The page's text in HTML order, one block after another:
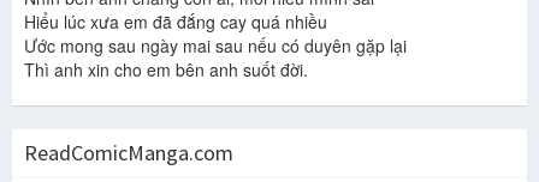
Hiểu lúc xưa em đã đắng cay quá nhiều
Ước mong sau ngày mai sau nếu có duyên gặp lại
Thì anh xin cho em bên anh suốt đời.
ReadComicManga.com